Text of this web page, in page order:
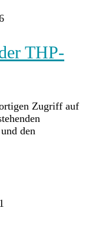
THP-
Zugriff auf
den